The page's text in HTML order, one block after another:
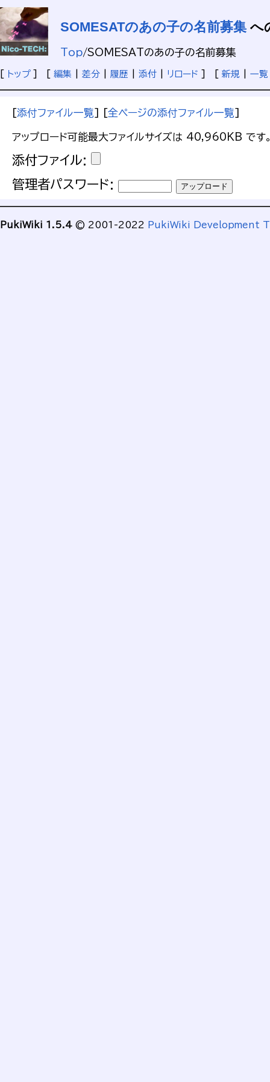
SOMESATのあの子の名前募集 へ
Top/SOMESATのあの子の名前募集
トップ] [ 編集 差分 履歴 添付 リロード 新規 一覧
[添付ファイル一覧] [全ページの添付ファイル一覧]
アップロード可能最大ファイルサイズは 40,960KB です
添付ファイル:
管理者パスワード:
PukiWiki 1.5.4 © 2001-2022 PukiWiki Development